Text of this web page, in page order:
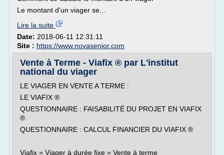
Le montant d'un viager se...
Lire la suite
Date: 2018-06-11 12:31:11
Site : https://www.novasenior.com
Vente à Terme - Viafix ® par L'institut
national du viager
LE VIAGER EN VENTE A TERME :
LE VIAFIX ®
QUESTIONNAIRE : FAISABILITÉ DU PROJET EN VIAFIX
®
QUESTIONNAIRE : CALCUL FINANCIER DU VIAFIX ®
Viafix = Viager à durée fixe = Vente à terme